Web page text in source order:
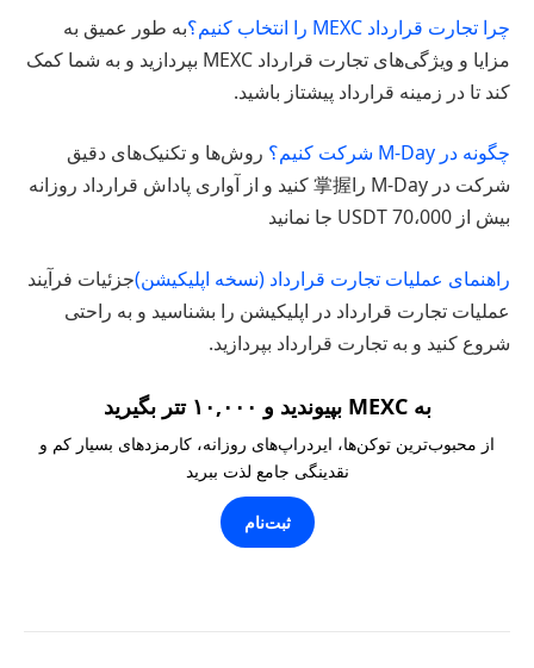
چرا تجارت قرارداد MEXC را انتخاب کنیم؟
به طور عمیق به
مزایا و ویژگی‌های تجارت قرارداد MEXC بپردازید و به شما کمک
کند تا در زمینه قرارداد پیشتاز باشید.
چگونه در M-Day شرکت کنیم؟
روش‌ها و تکنیک‌های دقیق
شرکت در M-Day را掌握 کنید و از آواری پاداش قرارداد روزانه
بیش از 70،000 USDT جا نمانید
راهنمای عملیات تجارت قرارداد (نسخه اپلیکیشن)جزئیات فرآیند
عملیات تجارت قرارداد در اپلیکیشن را بشناسید و به راحتی
شروع کنید و به تجارت قرارداد بپردازید.
به MEXC بپیوندید و ۱۰,۰۰۰ تتر بگیرید
از محبوب‌ترین توکن‌ها، ایردراپ‌های روزانه، کارمزدهای بسیار کم و
نقدینگی جامع لذت ببرید
ثبت‌نام